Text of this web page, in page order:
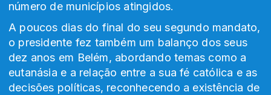
número de municípios atingidos.
A poucos dias do final do seu segundo mandato,
o presidente fez também um balanço dos seus
dez anos em Belém, abordando temas como a
eutanásia e a relação entre a sua fé católica e as
decisões políticas, reconhecendo a existência de